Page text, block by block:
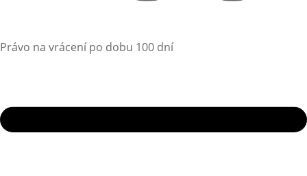
Právo na vrácení po dobu 100 dní